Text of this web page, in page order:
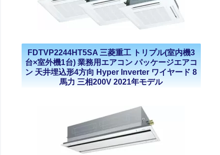
FDTVP2244HT5SA 三菱重工 トリプル(室内機3
台×室外機1台) 業務用エアコン パッケージエアコ
ン 天井埋込形4方向 Hyper Inverter ワイヤード 8
馬力 三相200V 2021年モデル